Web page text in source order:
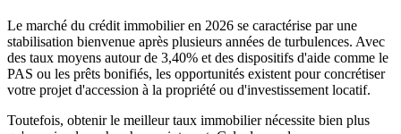
Le marché du crédit immobilier en 2026 se caractérise par une
stabilisation bienvenue après plusieurs années de turbulences. Avec
des taux moyens autour de 3,40% et des dispositifs d'aide comme le
PAS ou les prêts bonifiés, les opportunités existent pour concrétiser
votre projet d'accession à la propriété ou d'investissement locatif.
Toutefois, obtenir le meilleur taux immobilier nécessite bien plus